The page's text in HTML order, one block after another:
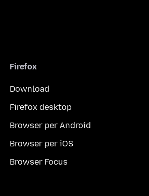
Firefox
Download
Firefox desktop
Browser per Android
Browser per iOS
Browser Focus